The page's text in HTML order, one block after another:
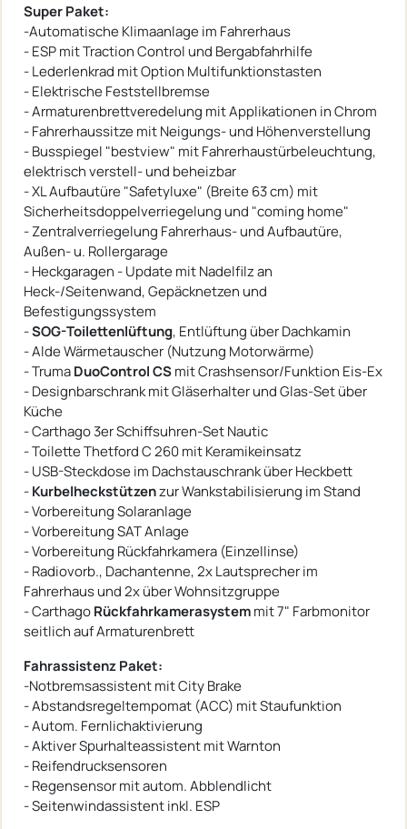
Super Paket:
-Automatische Klimaanlage im Fahrerhaus
- ESP mit Traction Control und Bergabfahrhilfe
- Lederlenkrad mit Option Multifunktionstasten
- Elektrische Feststellbremse
- Armaturenbrettveredelung mit Applikationen in Chrom
- Fahrerhaussitze mit Neigungs- und Höhenverstellung
- Busspiegel "bestview" mit Fahrerhaustürbeleuchtung,
elektrisch verstell- und beheizbar
- XL Aufbautüre "Safetyluxe" (Breite 63 cm) mit
Sicherheitsdoppelverriegelung und "coming home"
- Zentralverriegelung Fahrerhaus- und Aufbautüre,
Außen- u. Rollergarage
- Heckgaragen - Update mit Nadelfilz an
Heck-/Seitenwand, Gepäcknetzen und
Befestigungssystem
-SOG-Toilettenlüftung, Entlüftung über Dachkamin
- Alde Wärmetauscher (Nutzung Motorwärme)
- TrumaDuoControl CSmit Crashsensor/Funktion Eis-Ex
- Designbarschrank mit Gläserhalter und Glas-Set über
Küche
- Carthago 3er Schiffsuhren-Set Nautic
- Toilette Thetford C 260 mit Keramikeinsatz
- USB-Steckdose im Dachstauschrank über Heckbett
-Kurbelheckstützenzur Wankstabilisierung im Stand
- Vorbereitung Solaranlage
- Vorbereitung SAT Anlage
- Vorbereitung Rückfahrkamera (Einzellinse)
- Radiovorb., Dachantenne, 2x Lautsprecher im
Fahrerhaus und 2x über Wohnsitzgruppe
- CarthagoRückfahrkamerasystemmit 7" Farbmonitor
seitlich auf Armaturenbrett
Fahrassistenz Paket:
-Notbremsassistent mit City Brake
- Abstandsregeltempomat (ACC) mit Staufunktion
- Autom. Fernlichaktivierung
- Aktiver Spurhalteassistent mit Warnton
- Reifendrucksensoren
- Regensensor mit autom. Abblendlicht
- Seitenwindassistent inkl. ESP